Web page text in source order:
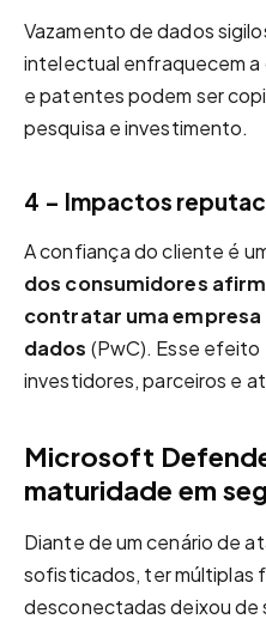
Vazamento de dados
intelectual enfraquecem
e patentes podem ser
pesquisa e investimento.
4 – Impactos
A confiança do cliente é
dos consumidores
contratar uma empresa
dados (PwC). Esse
investidores, parceiros e
Microsoft
maturidade em
Diante de um cenário de
sofisticados, ter múltiplas
desconectadas deixou de